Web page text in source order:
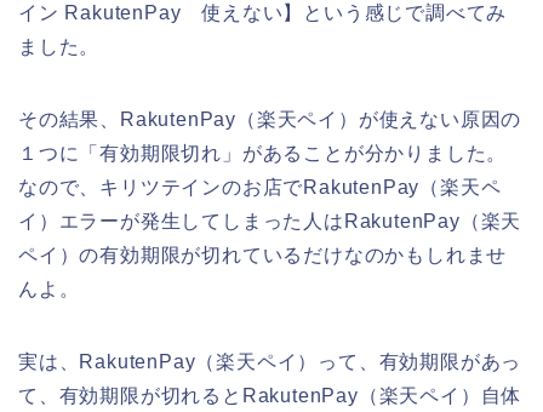
イン RakutenPay 使えない】という感じで調べてみ
ました。
その結果、RakutenPay（楽天ペイ）が使えない原因の
１つに「有効期限切れ」があることが分かりました。
なので、キリツテインのお店でRakutenPay（楽天ペ
イ）エラーが発生してしまった人はRakutenPay（楽天
ペイ）の有効期限が切れているだけなのかもしれませ
んよ。
実は、RakutenPay（楽天ペイ）って、有効期限があっ
て、有効期限が切れるとRakutenPay（楽天ペイ）自体